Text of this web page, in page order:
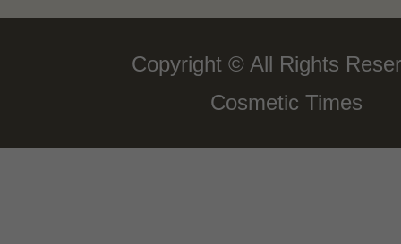
Copyright © All Rights
Cosmetic Times